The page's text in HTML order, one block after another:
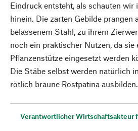
Eindruck entsteht, als schauten wir
hinein. Die zarten Gebilde prangen
belassenem Stahl, zu ihrem
noch ein praktischer Nutzen, da sie
Pflanzenstütze eingesetzt werden
Die Stäbe selbst werden natürlich
rötlich braune Rostpatina ausbilden.
Verantwortlicher Wirtschaftsakteur